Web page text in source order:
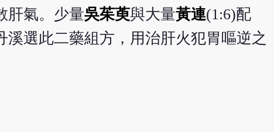
肝氣。少量吳茱萸與大量黃連(1:6)配
溪選此二藥組方，用治肝火犯胃嘔逆之